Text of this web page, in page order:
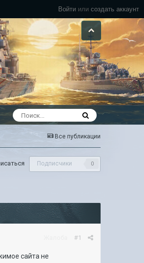
Войти или создать аккаунт
Все публикации
Подписчики 0
#1
сайта не